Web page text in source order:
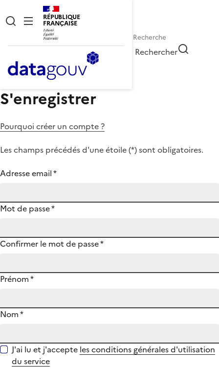
RÉPUBLIQUE
FRANÇAISE
Rechercher
S'enregistrer
Pourquoi créer un compte ?
Les champs précédés d'une étoile (*) sont obligatoires.
Adresse email*
Mot de passe*
Confirmer le mot de passe*
Prénom*
Nom*
J'ai lu et j'accepte les conditions générales d'utilisation
du service